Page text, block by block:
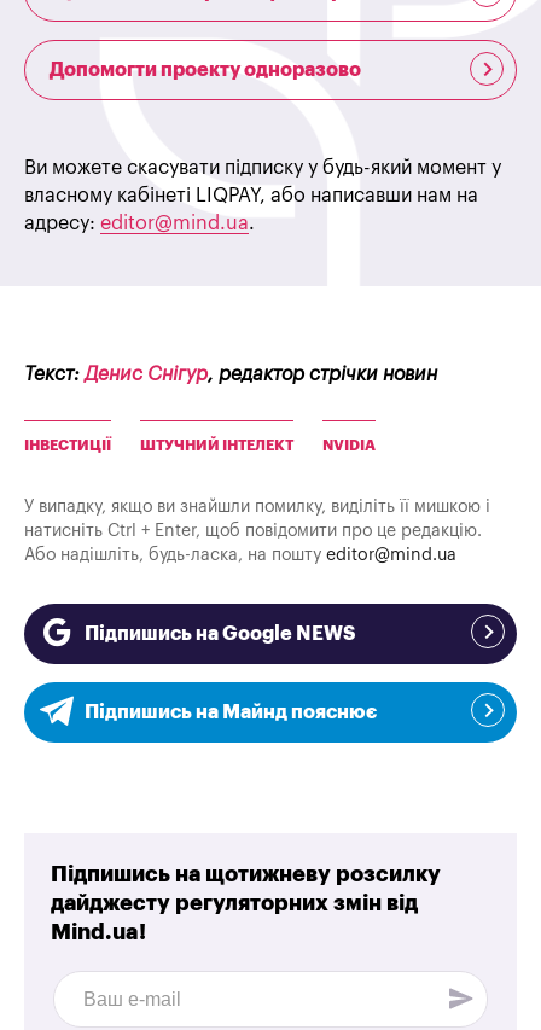
Допомогти проекту одноразово
Ви можете скасувати підписку у будь-який момент у
власному кабінеті LIQPAY, або написавши нам на
адресу: editor@mind.ua.
Текст:Денис Снігур, редактор стрічки новин
ІНВЕСТИЦІЇ ШТУЧНИЙ ІНТЕЛЕКТ NVIDIA
У випадку, якщо ви знайшли помилку, виділіть її мишкою і
натисніть Ctrl + Enter, щоб повідомити про це редакцію.
Або надішліть, будь-ласка, на пошту editor@mind.ua
Підпишись на Google NEWS
Підпишись на Майнд пояснює
Підпишись на щотижневу розсилку
дайджесту регуляторних змін від
Mind.ua!